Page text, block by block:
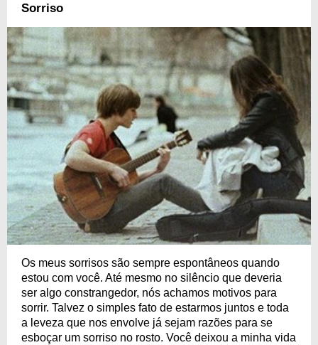
Sorriso
Os meus sorrisos são sempre espontâneos quando
estou com você. Até mesmo no silêncio que deveria
ser algo constrangedor, nós achamos motivos para
sorrir. Talvez o simples fato de estarmos juntos e toda
a leveza que nos envolve já sejam razões para se
esboçar um sorriso no rosto. Você deixou a minha vida